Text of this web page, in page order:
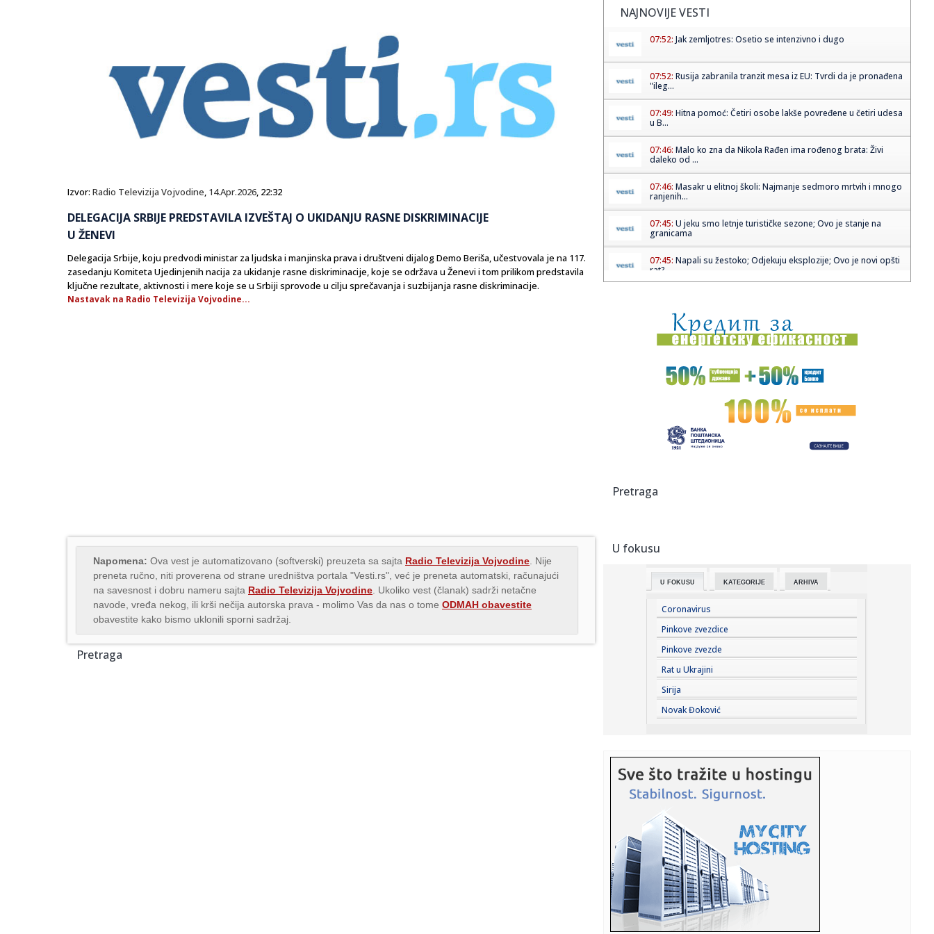
Izvor: Radio Televizija Vojvodine, 14.Apr.2026, 22:32
DELEGACIJA SRBIJE PREDSTAVILA IZVEŠTAJ O UKIDANJU RASNE DISKRIMINACIJE
U ŽENEVI
Delegacija Srbije, koju predvodi ministar za ljudska i manjinska prava i društveni dijalog Demo Beriša, učestvovala je na 117.
zasedanju Komiteta Ujedinjenih nacija za ukidanje rasne diskriminacije, koje se održava u Ženevi i tom prilikom predstavila
ključne rezultate, aktivnosti i mere koje se u Srbiji sprovode u cilju sprečavanja i suzbijanja rasne diskriminacije.
Nastavak na Radio Televizija Vojvodine...
Napomena: Ova vest je automatizovano (softverski) preuzeta sa sajta Radio Televizija Vojvodine . Nije
preneta ručno, niti proverena od strane uredništva portala "Vesti.rs", već je preneta automatski, računajući
na savesnost i dobru nameru sajta Radio Televizija Vojvodine . Ukoliko vest (članak) sadrži netačne
navode, vređa nekog, ili krši nečija autorska prava - molimo Vas da nas o tome ODMAH obavestite
obavestite kako bismo uklonili sporni sadržaj.
Pretraga
NAJNOVIJE VESTI
07:52: Jak zemljotres: Osetio se intenzivno i dugo
07:52: Rusija zabranila tranzit mesa iz EU: Tvrdi da je pronađena
"ileg...
07:49: Hitna pomoć: Četiri osobe lakše povređene u četiri udesa
u B...
07:46: Malo ko zna da Nikola Rađen ima rođenog brata: Živi
daleko od ...
07:46: Masakr u elitnoj školi: Najmanje sedmoro mrtvih i mnogo
ranjenih...
07:45: U jeku smo letnje turističke sezone; Ovo je stanje na
granicama
07:45: Napali su žestoko; Odjekuju eksplozije; Ovo je novi opšti
rat?
07:44:Veze ruskog krajnje desničarskog pokreta u Višegradu
07:42:Tajfun Delfin udara na Japan: Masovna evakuacija, Toyota
zatvoril...
Banjalučani više gledaju nego što čitaju "Odiseju": Kina
07:42:Pronađen mrtav u zatvoru: Djevojke iz Banjaluke i Novog
ran...
07:40:
07:38:
Koliko zaista vredi vaš stan? Jedan klik otkriva cenu, ali
07:28:Планирана искључења струје за ...
07:25:Izdato upozorenje: Rizik može biti ekstreman; Oglasio se
RHMZ: S...
07:23:Hotel duboko pod zemljom: Do kreveta se stiže 45 minuta,
noć ko...
07:18: Saga je gotovo: Potpisao Vinisijus!
07:17:
07:16:I danas veoma toplo, posle podne mogući pljuskovi i
grmljavina
07:15:Opština Kovin: Apel građanima u Deliblatskoj peščari da
postu...
07:12:Uzbuna: Naređena hitna evakuacija stanovništva; Otkazani
Pretraga
U fokusu
U FOKUSU KATEGORIJE ARHIVA
Coronavirus
Pinkove zvezdice
Pinkove zvezde
Rat u Ukrajini
Sirija
Novak Đoković